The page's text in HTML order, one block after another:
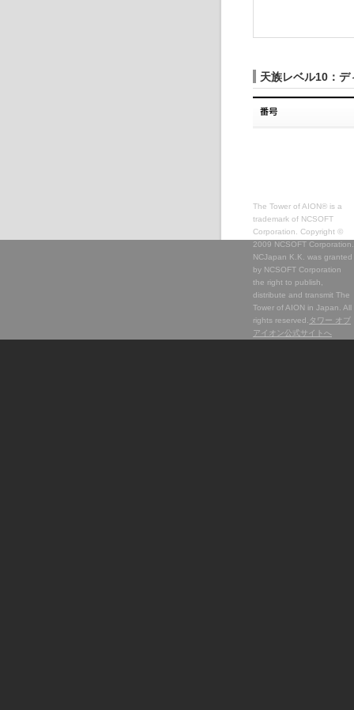
天族レベル10：
The Tower of AION® is a
trademark of NCSOFT
Corporation. Copyright ©
2009 NCSOFT Corporation.
NCJapan K.K. was granted
by NCSOFT Corporation
the right to publish,
distribute and transmit The
Tower of AION in Japan. All
rights reserved. タワー オブ
アイオン公式サイトへ